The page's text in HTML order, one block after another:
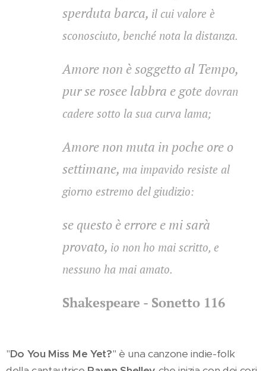
sperduta barca, il cui valore è
sconosciuto, benché nota la distanza.
Amore non è soggetto al Tempo,
pur se rosee labbra e gote dovran
cadere sotto la sua curva lama;
Amore non muta in poche ore o
settimane, ma impavido resiste al
giorno estremo del giudizio:
se questo è errore e mi sarà
provato, io non ho mai scritto, e
nessuno ha mai amato.
Shakespeare - Sonetto 116
"Do You Miss Me Yet?" è una canzone indie-folk